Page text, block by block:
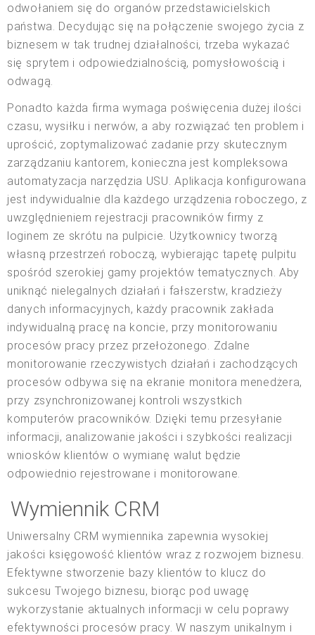
odwołaniem się do organów przedstawicielskich
państwa. Decydując się na połączenie swojego życia z
biznesem w tak trudnej działalności, trzeba wykazać
się sprytem i odpowiedzialnością, pomysłowością i
odwagą.
Ponadto każda firma wymaga poświęcenia dużej ilości
czasu, wysiłku i nerwów, a aby rozwiązać ten problem i
uprościć, zoptymalizować zadanie przy skutecznym
zarządzaniu kantorem, konieczna jest kompleksowa
automatyzacja narzędzia USU. Aplikacja konfigurowana
jest indywidualnie dla każdego urządzenia roboczego, z
uwzględnieniem rejestracji pracowników firmy z
loginem ze skrótu na pulpicie. Użytkownicy tworzą
własną przestrzeń roboczą, wybierając tapetę pulpitu
spośród szerokiej gamy projektów tematycznych. Aby
uniknąć nielegalnych działań i fałszerstw, kradzieży
danych informacyjnych, każdy pracownik zakłada
indywidualną pracę na koncie, przy monitorowaniu
procesów pracy przez przełożonego. Zdalne
monitorowanie rzeczywistych działań i zachodzących
procesów odbywa się na ekranie monitora menedżera,
przy zsynchronizowanej kontroli wszystkich
komputerów pracowników. Dzięki temu przesyłanie
informacji, analizowanie jakości i szybkości realizacji
wniosków klientów o wymianę walut będzie
odpowiednio rejestrowane i monitorowane.
Wymiennik CRM
Uniwersalny CRM wymiennika zapewnia wysokiej
jakości księgowość klientów wraz z rozwojem biznesu.
Efektywne stworzenie bazy klientów to klucz do
sukcesu Twojego biznesu, biorąc pod uwagę
wykorzystanie aktualnych informacji w celu poprawy
efektywności procesów pracy. W naszym unikalnym i